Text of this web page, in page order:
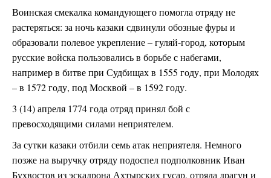
Воинская смекалка командующего помогла отряду не
растеряться: за ночь казаки сдвинули обозные фуры и
образовали полевое укрепление – гуляй-город, которым
русские войска пользовались в борьбе с набегами,
например в битве при Судбищах в 1555 году, при Молодях
– в 1572 году, под Москвой – в 1592 году.
3 (14) апреля 1774 года отряд принял бой с
превосходящими силами неприятелем.
За сутки казаки отбили семь атак неприятеля. Немного
позже на выручку отряду подоспел подполковник Иван
Бухвостов из эскадрона Ахтырских гусар, отряда драгун и